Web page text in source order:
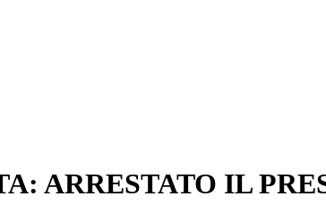
ARRESTATO IL